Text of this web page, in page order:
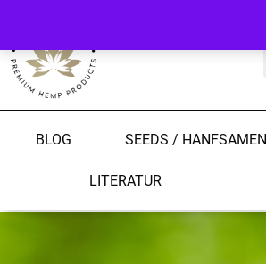
BLOG SEEDS / HANFSAMEN
LITERATUR